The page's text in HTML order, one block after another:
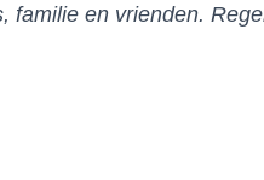
familie en vrienden.